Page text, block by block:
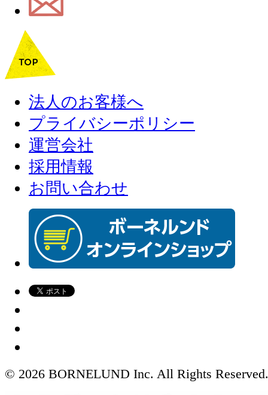
法人のお客様へ
プライバシーポリシー
運営会社
採用情報
お問い合わせ
© 2026 BORNELUND Inc. All Rights Reserved.